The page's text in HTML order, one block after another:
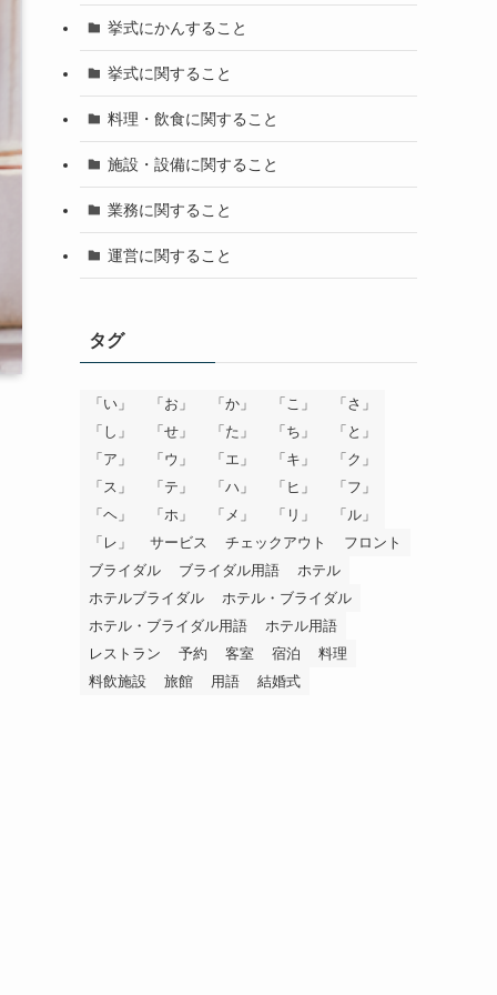
挙式にかんすること
挙式に関すること
料理・飲食に関すること
施設・設備に関すること
業務に関すること
運営に関すること
タグ
「い」 「お」 「か」 「こ」
「さ」
「し」
「せ」 「た」 「ち」
「と」
「ア」
「ウ」 「エ」 「キ」
「ク」
「ス」
「テ」 「ハ」 「ヒ」
「フ」
「ヘ」
「ホ」 「メ」 「リ」
「ル」
「レ」
サービス チェックアウト
フロント
ブライダル
ブライダル用語
ホテル
ホテルブライダル
ホテル・ブライダル
ホテル・ブライダル用語
ホテル用語
レストラン
予約 客室 宿泊
料理
料飲施設
旅館 用語 結婚式